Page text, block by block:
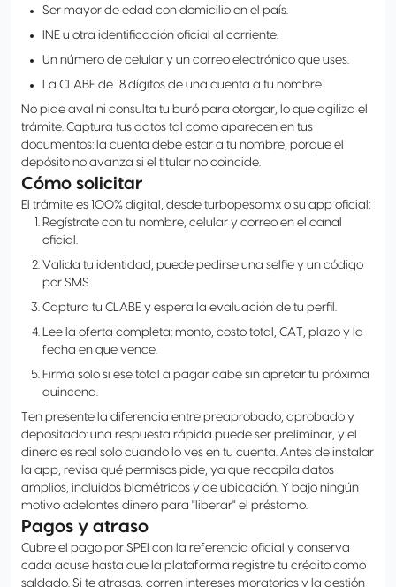
Ser mayor de edad con domicilio en el país.
INE u otra identificación oficial al corriente.
Un número de celular y un correo electrónico que uses.
La CLABE de 18 dígitos de una cuenta a tu nombre.
No pide aval ni consulta tu buró para otorgar, lo que agiliza el
trámite. Captura tus datos tal como aparecen en tus
documentos: la cuenta debe estar a tu nombre, porque el
depósito no avanza si el titular no coincide.
Cómo solicitar
El trámite es 100% digital, desde turbopeso.mx o su app oficial:
Regístrate con tu nombre, celular y correo en el canal
oficial.
Valida tu identidad; puede pedirse una selfie y un código
por SMS.
Captura tu CLABE y espera la evaluación de tu perfil.
Lee la oferta completa: monto, costo total, CAT, plazo y la
fecha en que vence.
Firma solo si ese total a pagar cabe sin apretar tu próxima
quincena.
Ten presente la diferencia entre preaprobado, aprobado y
depositado: una respuesta rápida puede ser preliminar, y el
dinero es real solo cuando lo ves en tu cuenta. Antes de instalar
la app, revisa qué permisos pide, ya que recopila datos
amplios, incluidos biométricos y de ubicación. Y bajo ningún
motivo adelantes dinero para "liberar" el préstamo.
Pagos y atraso
Cubre el pago por SPEI con la referencia oficial y conserva
cada acuse hasta que la plataforma registre tu crédito como
saldado. Si te atrasas, corren intereses moratorios y la gestión